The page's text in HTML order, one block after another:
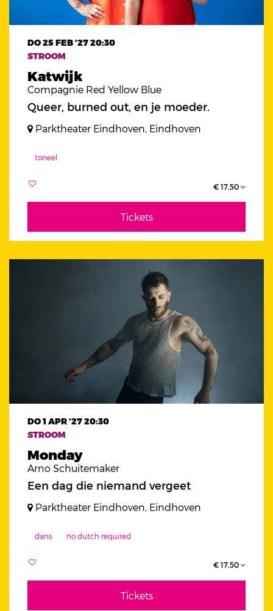
Katwijk
Compagnie Red Yellow Blue
STROOM
DO 25 FEB ’2720:30
Queer, burned out, en je moeder.
Parktheater Eindhoven, Eindhoven
toneel
€ 17,50
Tickets
Monday
Arno Schuitemaker
STROOM
DO 1 APR ’2720:30
Een dag die niemand vergeet
Parktheater Eindhoven, Eindhoven
dans no dutch required
€ 17,50
Tickets